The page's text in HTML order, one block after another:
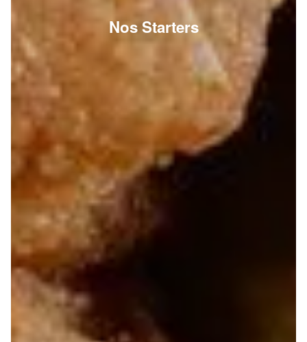
Nos Starters